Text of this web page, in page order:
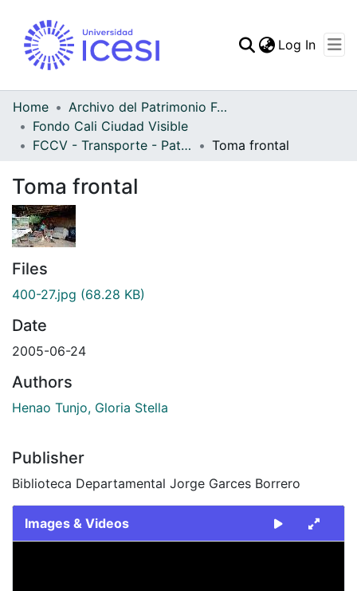
Log In
Home
Archivo del Patrimonio Fotográfico y Fílmico del Valle del Cauca
Fondo Cali Ciudad Visible
FCCV - Transporte - Patrimonial
Toma frontal
Toma frontal
Files
400-27.jpg (68.28 KB)
Date
2005-06-24
Authors
Henao Tunjo, Gloria Stella
Publisher
Biblioteca Departamental Jorge Garces Borrero
Images & Videos